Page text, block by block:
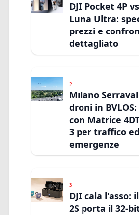
DJI Pocket 4P
Luna Ultra:
prezzi e
dettagliato
2
Milano
droni in
con Matrice
3 per traffico ed
emergenze
3
DJI cala l'asso:
2S porta il 32-